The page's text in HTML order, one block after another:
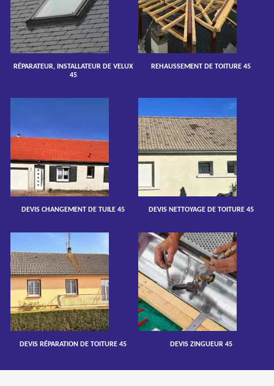
RÉPARATEUR, INSTALLATEUR DE VELUX
45
REHAUSSEMENT DE TOITURE 45
DEVIS CHANGEMENT DE TUILE 45 DEVIS NETTOYAGE DE TOITURE 45
DEVIS RÉPARATION DE TOITURE 45 DEVIS ZINGUEUR 45